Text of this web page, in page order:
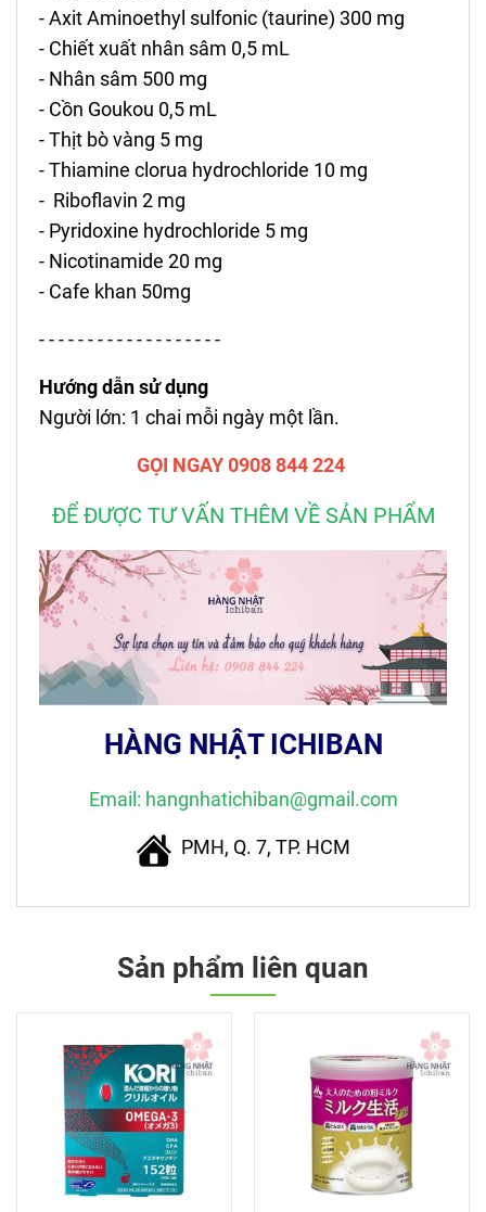
- Axit Aminoethyl sulfonic (taurine) 300 mg
- Chiết xuất nhân sâm 0,5 mL
- Nhân sâm 500 mg
- Cồn Goukou 0,5 mL
- Thịt bò vàng 5 mg
- Thiamine clorua hydrochloride 10 mg
- Riboflavin 2 mg
- Pyridoxine hydrochloride 5 mg
- Nicotinamide 20 mg
- Cafe khan 50mg
- - - - - - - - - - - - - - - - - - -
Hướng dẫn sử dụng
Người lớn: 1 chai mỗi ngày một lần.
GỌI NGAY 0908 844 224
ĐỂ ĐƯỢC TƯ VẤN THÊM VỀ SẢN PHẨM
HÀNG NHẬT ICHIBAN
Email: hangnhatichiban@gmail.com
PMH, Q. 7, TP. HCM
Sản phẩm liên quan